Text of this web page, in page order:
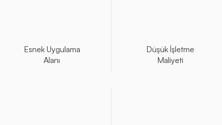
Esnek Uygulama
Alanı
Düşük İşletme
Maliyeti